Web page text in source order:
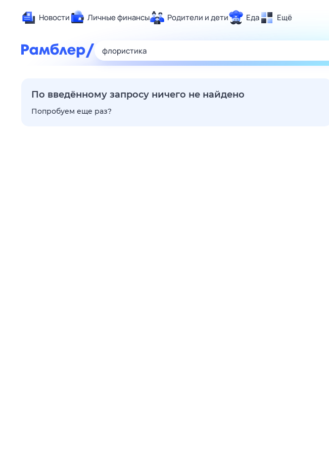
Новости Личные финансы Родители и дети Еда Ещё
Развлечения и отдых
Спорт
По введённому запросу ничего не найдено
Попробуем еще раз?